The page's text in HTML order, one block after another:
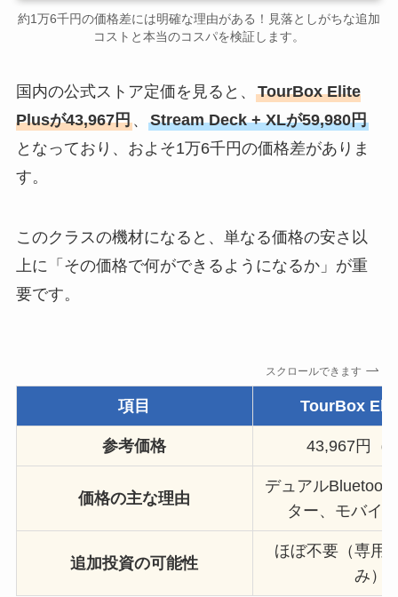
約1万6千円の価格差には明確な理由がある！見落としがちな追加
コストと本当のコスパを検証します。
国内の公式ストア定価を見ると、 TourBox Elite
Plusが43,967円、 Stream Deck + XLが59,980円
となっており、およそ1万6千円の価格差がありま
す。
このクラスの機材になると、単なる価格の安さ以
上に「その価格で何ができるようになるか」が重
要です。
スクロールできます
項目 TourBox
参考価格 43,967円（
価格の主な理由
デュアル
ター、モバイ
追加投資の可能性
ほぼ不要（専用
み）